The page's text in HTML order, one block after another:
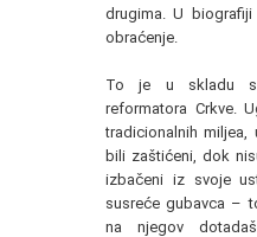
drugima. U
obraćenje.
To je u skladu s
reformatora Crkve.
tradicionalnih miljea,
bili zaštićeni, dok
izbačeni iz svoje
susreće gubavca –
na njegov